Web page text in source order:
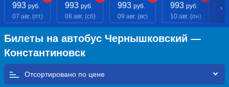
993 руб.
07 авг. (пт)
993 руб.
08 авг. (сб)
993 руб.
09 авг. (вс)
993 руб.
10 авг. (пн)
Билеты на автобус Чернышковский —
Константиновск
Отсортировано по